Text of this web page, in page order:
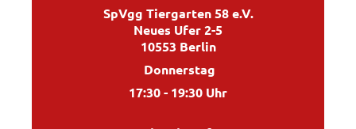
SpVgg Tiergarten 58 e.V.
Neues Ufer 2-5
10553 Berlin
Donnerstag
17:30 - 19:30 Uhr